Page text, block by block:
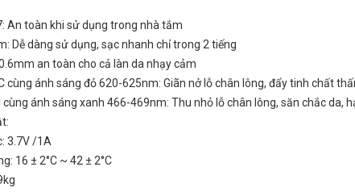
An toàn khi sử dụng trong nhà tắm
Dễ dàng sử dụng, sạc nhanh chỉ trong 2 tiếng
an toàn cho cả làn da nhạy cảm
cùng ánh sáng đỏ 620-625nm: Giãn nở lỗ chân lông, đẩy tinh chất
cùng ánh sáng xanh 466-469nm: Thu nhỏ lỗ chân lông, săn chắc da,
3.7V /1A
16 ± 2°C ~ 42 ± 2°C